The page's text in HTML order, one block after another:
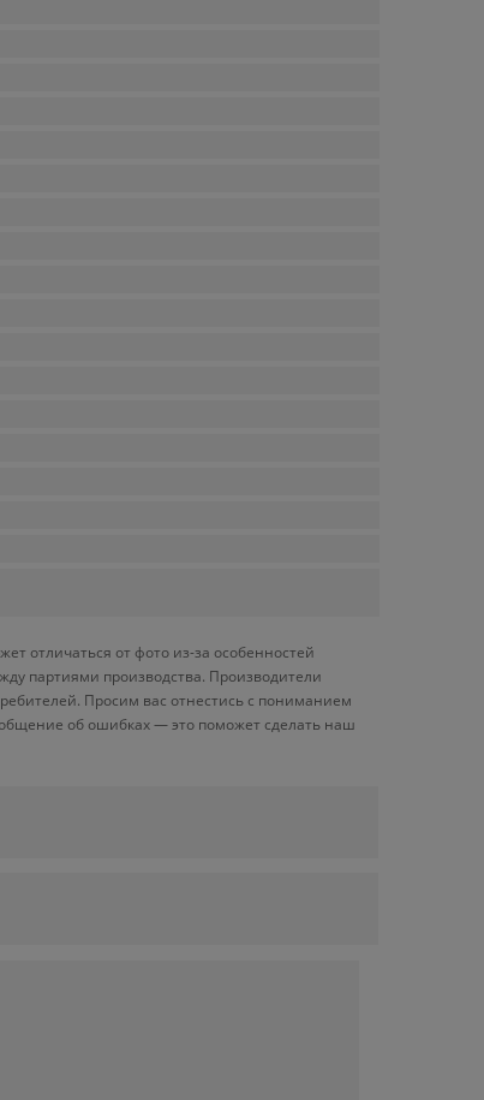
отличаться от фото из-за особенностей
партиями производства. Производители
Просим вас отнестись с пониманием
об ошибках — это поможет сделать наш